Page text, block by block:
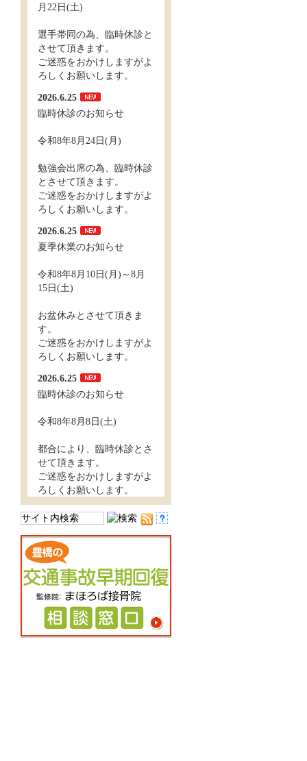
月22日(土)
選手帯同の為、臨時休診と
させて頂きます。
ご迷惑をおかけしますがよ
ろしくお願いします。
2026.6.25
臨時休診のお知らせ
令和8年8月24日(月)
勉強会出席の為、臨時休診
とさせて頂きます。
ご迷惑をおかけしますがよ
ろしくお願いします。
2026.6.25
夏季休業のお知らせ
令和8年8月10日(月)～8月
15日(土)
お盆休みとさせて頂きま
す。
ご迷惑をおかけしますがよ
ろしくお願いします。
2026.6.25
臨時休診のお知らせ
令和8年8月8日(土)
都合により、臨時休診とさ
せて頂きます。
ご迷惑をおかけしますがよ
ろしくお願いします。